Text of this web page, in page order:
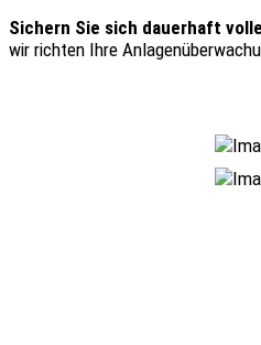
Sichern Sie sich dauerhaft
wir richten Ihre